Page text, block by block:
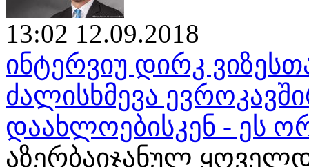
13:02 12.09.2018
ინტერვიუ დირკ
ძალისხმევა
დაახლოებისკენ - ეს
აზერბაიჯანულ